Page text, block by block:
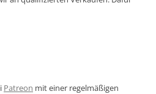
Patreon mit einer regelmäßigen